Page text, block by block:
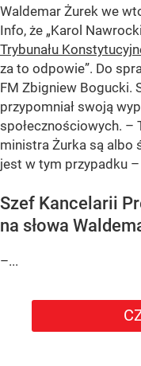
Waldemar Żurek we
Info, że „Karol
Trybunału
za to odpowie”. Do
FM Zbigniew Bogucki.
przypomniał swoją
społecznościowych. –
ministra Żurka są albo
jest w tym przypadku –
Szef Kancelarii
na słowa
–...